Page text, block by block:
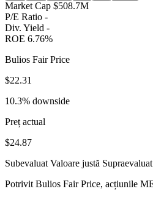
Market Cap $508.7M
P/E Ratio -
Div. Yield -
ROE 6.76%
Bulios Fair Price
$22.31
10.3% downside
Preț actual
$24.87
Subevaluat Valoare justă Supraevaluat
Potrivit Bulios Fair Price, acțiunile